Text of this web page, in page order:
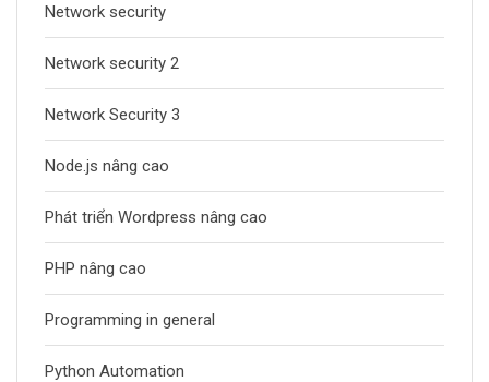
Network security
Network security 2
Network Security 3
Node.js nâng cao
Phát triển Wordpress nâng cao
PHP nâng cao
Programming in general
Python Automation